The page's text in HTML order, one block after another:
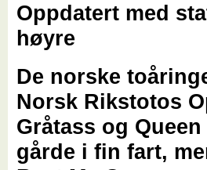
Oppdatert med
høyre
De norske
Norsk Rikstotos
Gråtass og
gårde i fin fart,